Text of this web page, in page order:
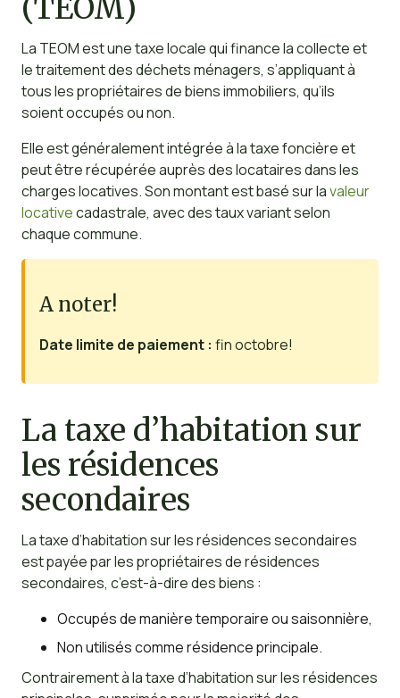
(TEOM)
La TEOM est une taxe locale qui finance la collecte et
le traitement des déchets ménagers, s’appliquant à
tous les propriétaires de biens immobiliers, qu’ils
soient occupés ou non.
Elle est généralement intégrée à la taxe foncière et
peut être récupérée auprès des locataires dans les
charges locatives. Son montant est basé sur lavaleur
locativecadastrale, avec des taux variant selon
chaque commune.
A noter!
Date limite de paiement : fin octobre!
La taxe d’habitation sur
les résidences
secondaires
La taxe d’habitation sur les résidences secondaires
est payée par les propriétaires de résidences
secondaires, c’est-à-dire des biens :
Occupés de manière temporaire ou saisonnière,
Non utilisés comme résidence principale.
Contrairement à la taxe d’habitation sur les résidences